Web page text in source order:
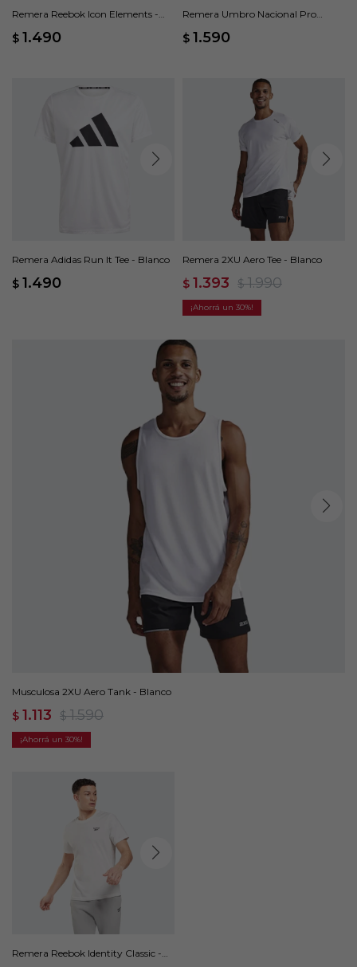
Remera Reebok Icon Elements -
$ 1.490
Remera Umbro Nacional Pro
$ 1.590
Remera Adidas Run It Tee - Blanco
$ 1.490
Remera 2XU Aero Tee - Blanco
$ 1.393 $ 1.990
30
Musculosa 2XU Aero Tank - Blanco
$ 1.113 $ 1.590
30
Remera Reebok Identity Classic -